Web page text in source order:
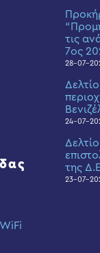
τις
7ος
28-07-
24-07-
της
23-07-